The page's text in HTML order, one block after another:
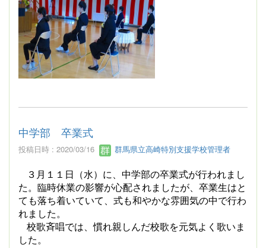
中学部 卒業式
投稿日時 : 2020/03/16 群馬県立高崎特別支援学校管理者
３月１１日（水）に、中学部の卒業式が行われまし
た。臨時休業の影響が心配されましたが、卒業生はと
ても落ち着いていて、式も和やかな雰囲気の中で行わ
れました。
校歌斉唱では、慣れ親しんだ校歌を元気よく歌いま
した。